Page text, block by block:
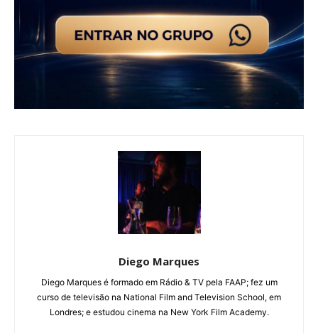
Diego Marques
Diego Marques é formado em Rádio & TV pela FAAP; fez um
curso de televisão na National Film and Television School, em
Londres; e estudou cinema na New York Film Academy.